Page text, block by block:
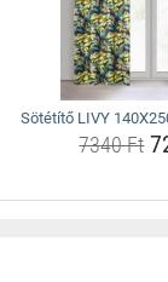
Sötétítő LIVY
7340 Ft